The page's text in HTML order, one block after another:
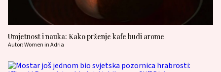
Umjetnost i nauka: Kako prženje kafe budi arome
Autor: Women in Adria